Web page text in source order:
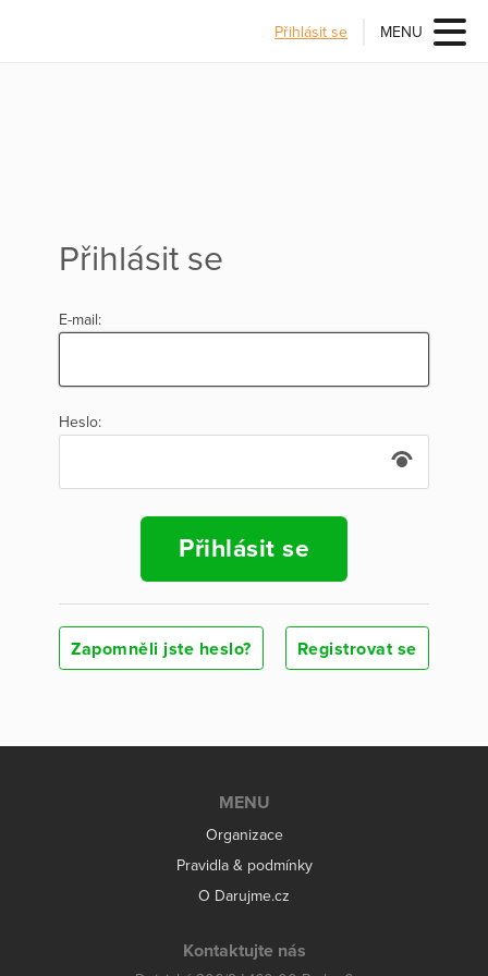
Přihlásit se MENU
Přihlásit se
E-mail:
Heslo:
Přihlásit se
Zapomněli jste heslo? Registrovat se
MENU
Organizace
Pravidla & podmínky
O Darujme.cz
Kontaktujte nás